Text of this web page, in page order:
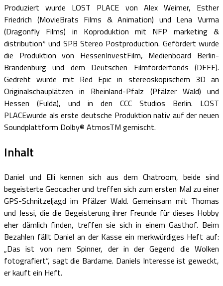
Produziert wurde LOST PLACE von Alex Weimer, Esther
Friedrich (MovieBrats Films & Animation) und Lena Vurma
(Dragonfly Films) in Koproduktion mit NFP marketing &
distribution* und SPB Stereo Postproduction. Gefördert wurde
die Produktion von HessenInvestFilm, Medienboard Berlin-
Brandenburg und dem Deutschen Filmförderfonds (DFFF).
Gedreht wurde mit Red Epic in stereoskopischem 3D an
Originalschauplätzen in Rheinland-Pfalz (Pfälzer Wald) und
Hessen (Fulda), und in den CCC Studios Berlin. LOST
PLACEwurde als erste deutsche Produktion nativ auf der neuen
Soundplattform Dolby® AtmosTM gemischt.
Inhalt
Daniel und Elli kennen sich aus dem Chatroom, beide sind
begeisterte Geocacher und treffen sich zum ersten Mal zu einer
GPS-Schnitzeljagd im Pfälzer Wald. Gemeinsam mit Thomas
und Jessi, die die Begeisterung ihrer Freunde für dieses Hobby
eher dämlich finden, treffen sie sich in einem Gasthof. Beim
Bezahlen fällt Daniel an der Kasse ein merkwürdiges Heft auf:
„Das ist von nem Spinner, der in der Gegend die Wolken
fotografiert“, sagt die Bardame. Daniels Interesse ist geweckt,
er kauft ein Heft.